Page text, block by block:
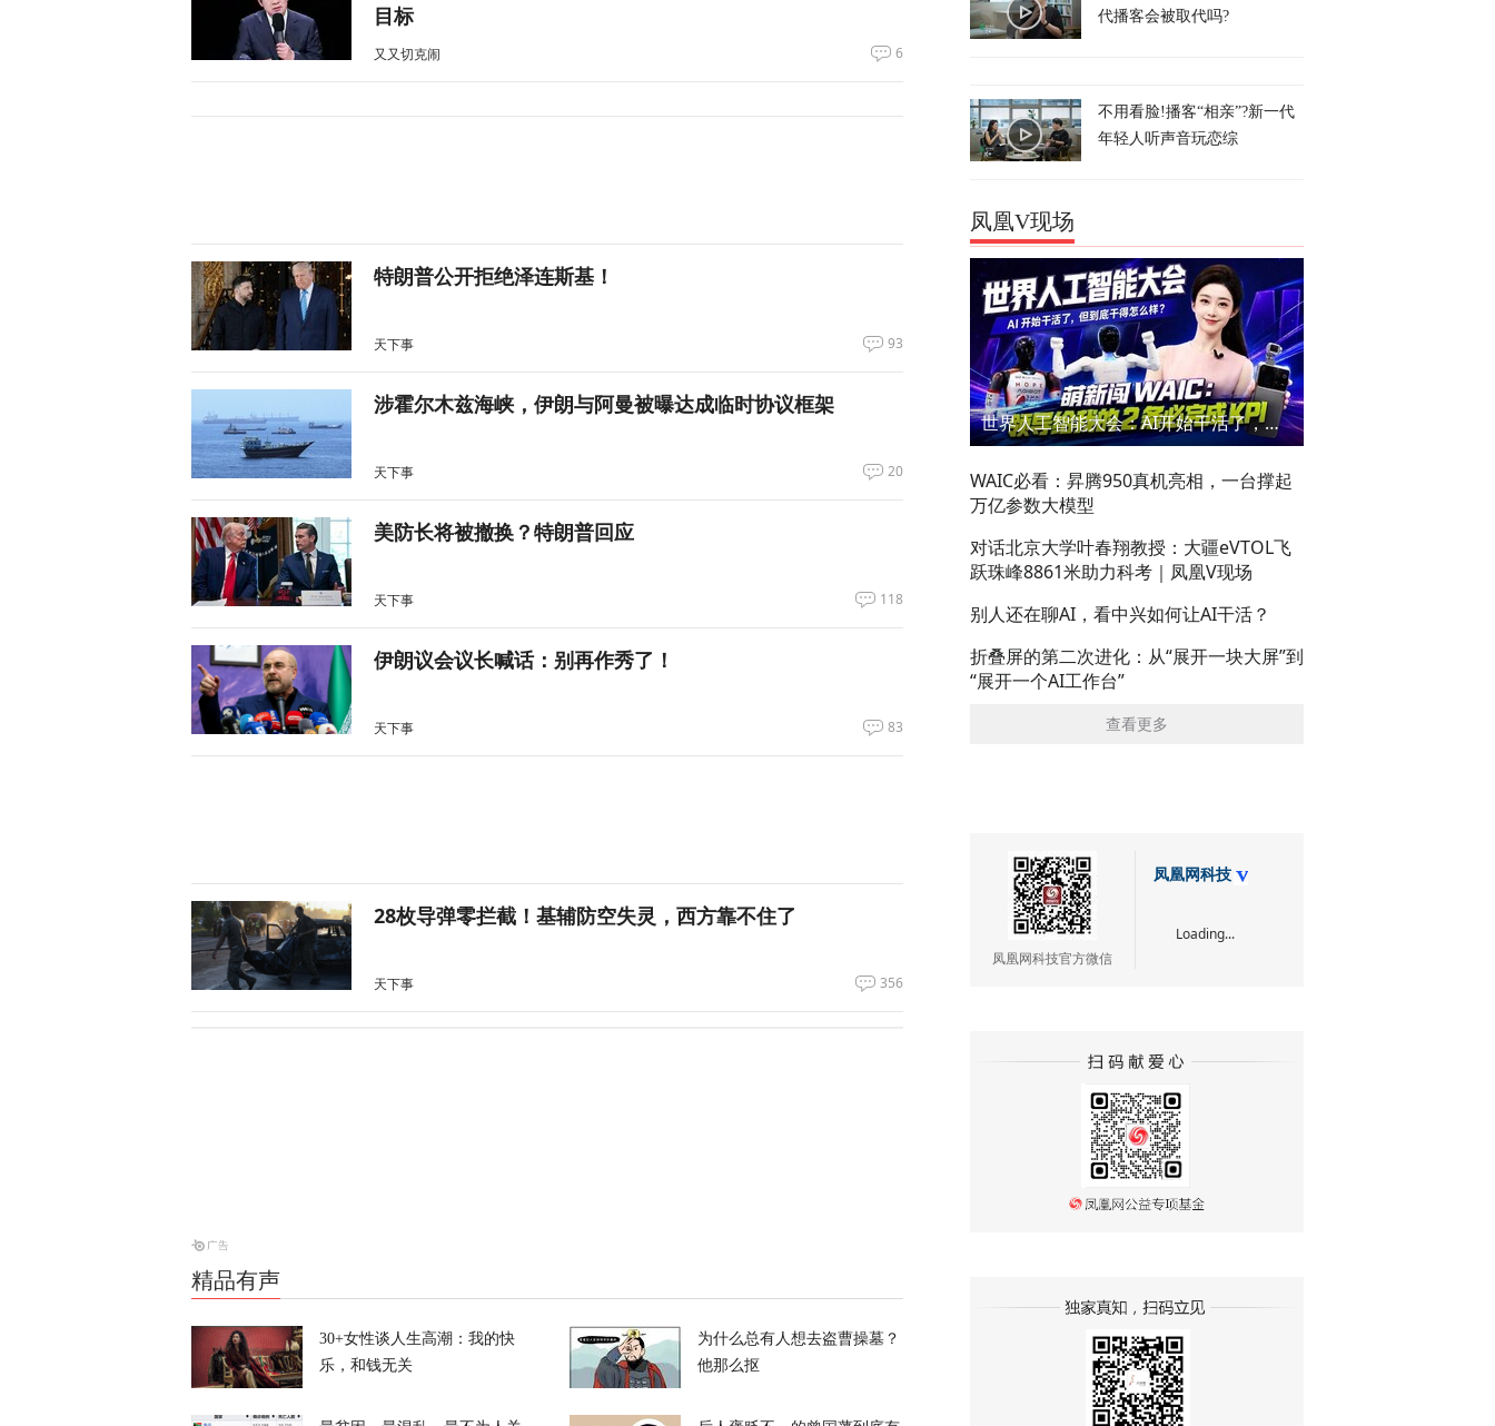
目标
又又切克闹 6
特朗普公开拒绝泽连斯基！
天下事 93
涉霍尔木兹海峡，伊朗与阿曼被曝达成临时协议框架
天下事 20
美防长将被撤换？特朗普回应
天下事 118
伊朗议会议长喊话：别再作秀了！
天下事 83
28枚导弹零拦截！基辅防空失灵，西方靠不住了
天下事 356
岛内演习首日，台军丢盔弃甲，赖清德深夜逃跑，赌解放军
抓不到？
又又切克闹
精品有声
30+女性谈人生高潮：我的快
乐，和钱无关
为什么总有人想去盗曹操墓？
他那么抠
代播客会被取代吗?
不用看脸!播客“相亲”?新一代
年轻人听声音玩恋综
凤凰V现场
世界人工智能大会：AI开始干活了，但到底干的怎么样？萌新闯WAIC
WAIC必看：昇腾950真机亮相，一台撑起
万亿参数大模型
对话北京大学叶春翔教授：大疆eVTOL飞
跃珠峰8861米助力科考｜凤凰V现场
别人还在聊AI，看中兴如何让AI干活？
折叠屏的第二次进化：从“展开一块大屏”到
“展开一个AI工作台”
查看更多
凤凰网科技官方微信
凤凰网科技
Loading...